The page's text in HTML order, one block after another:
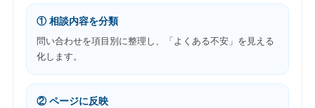
① 相談内容を分類
問い合わせを項目別に整理し、「よくある不安」を見える
化します。
② ページに反映